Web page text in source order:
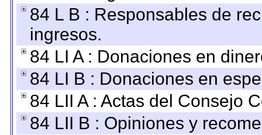
84 L B : Responsables de
ingresos.
84 LI A : Donaciones en
84 LI B : Donaciones en
84 LII A : Actas del Consejo
84 LII B : Opiniones y